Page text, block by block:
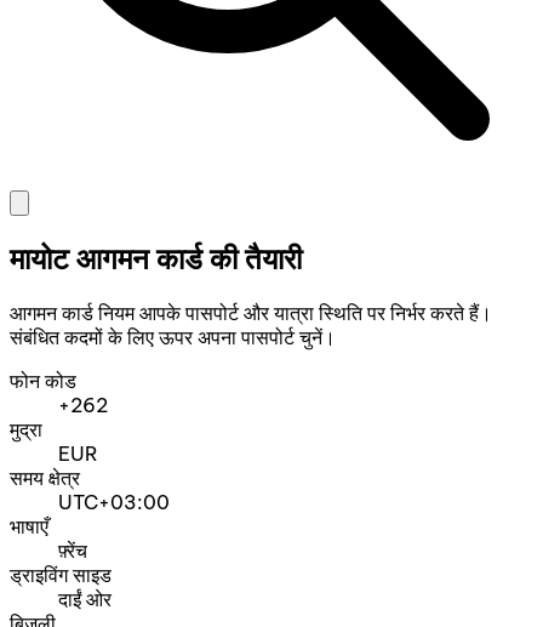
मायोट आगमन कार्ड की तैयारी
आगमन कार्ड नियम आपके पासपोर्ट और यात्रा स्थिति पर निर्भर करते हैं।
संबंधित कदमों के लिए ऊपर अपना पासपोर्ट चुनें।
फोन कोड
+262
मुद्रा
EUR
समय क्षेत्र
UTC+03:00
भाषाएँ
फ़्रेंच
ड्राइविंग साइड
दाईं ओर